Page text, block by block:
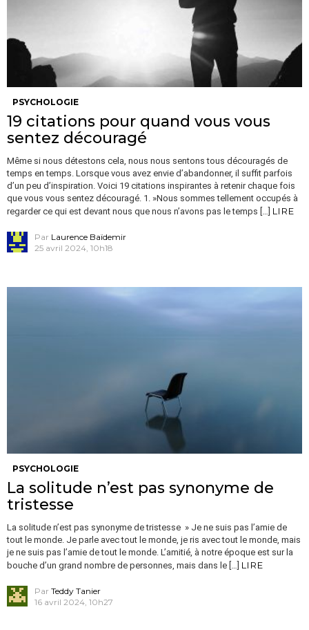
PSYCHOLOGIE
19 citations pour quand vous vous
sentez découragé
Même si nous détestons cela, nous nous sentons tous découragés de
temps en temps. Lorsque vous avez envie d’abandonner, il suffit parfois
d’un peu d’inspiration. Voici 19 citations inspirantes à retenir chaque fois
que vous vous sentez découragé. 1. »Nous sommes tellement occupés à
regarder ce qui est devant nous que nous n’avons pas le temps […] LIRE
Par Laurence Baïdemir
25 avril 2024, 10h18
PSYCHOLOGIE
La solitude n’est pas synonyme de
tristesse
La solitude n’est pas synonyme de tristesse » Je ne suis pas l’amie de
tout le monde. Je parle avec tout le monde, je ris avec tout le monde, mais
je ne suis pas l’amie de tout le monde. L’amitié, à notre époque est sur la
bouche d’un grand nombre de personnes, mais dans le […] LIRE
Par Teddy Tanier
16 avril 2024, 10h27